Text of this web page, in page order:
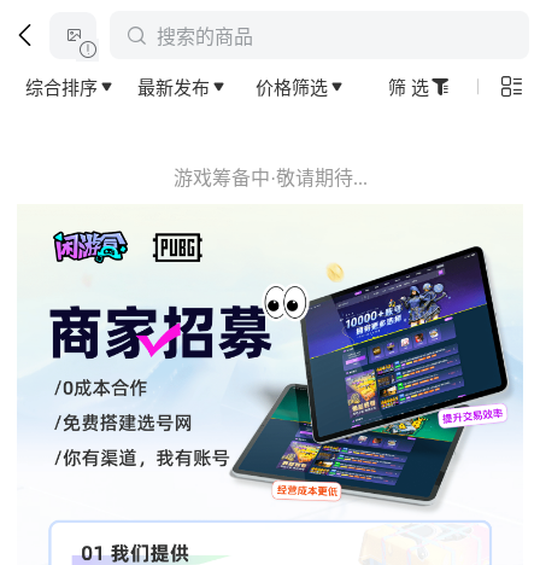
 

 搜索的商品
综合排序  最新发布  价格筛选  筛 选
游戏筹备中·敬请期待...